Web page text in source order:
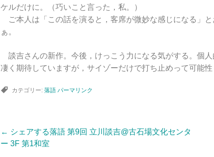
ケルだけに。（巧いこと言った，私。）
ご本人は「この話を演ると，客席が微妙な感じになる」
ぁ。
談吉さんの新作。今後，けっこう力になる気がする。個
凄く期待していますが，サイゾーだけで打ち止めって可能性
カテゴリー: 落語 パーマリンク
投
← シェアする落語 第9回 立川談吉@古石場文化センタ
ー 3F 第1和室